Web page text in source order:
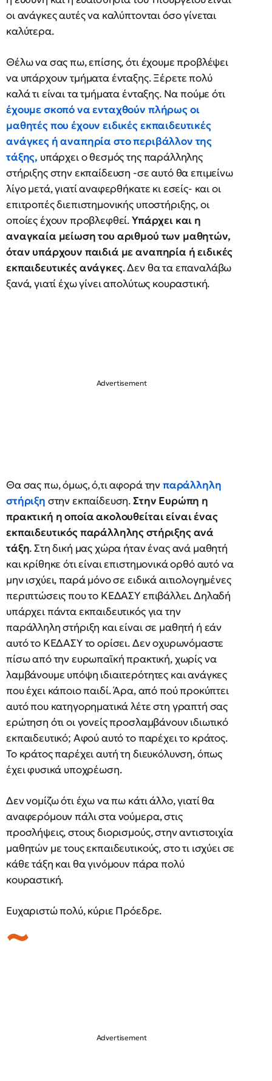
οι ανάγκες αυτές να καλύπτονται όσο γίνεται
καλύτερα.
Θέλω να σας πω, επίσης, ότι έχουμε προβλέψει
να υπάρχουν τμήματα ένταξης. Ξέρετε πολύ
καλά τι είναι τα τμήματα ένταξης. Να πούμε ότι
έχουμε σκοπό να ενταχθούν πλήρως οι
μαθητές που έχουν ειδικές εκπαιδευτικές
ανάγκες ή αναπηρία στο περιβάλλον της
τάξης, υπάρχει ο θεσμός της παράλληλης
στήριξης στην εκπαίδευση -σε αυτό θα επιμείνω
λίγο μετά, γιατί αναφερθήκατε κι εσείς- και οι
επιτροπές διεπιστημονικής υποστήριξης, οι
οποίες έχουν προβλεφθεί.Υπάρχει και η
αναγκαία μείωση του αριθμού των μαθητών,
όταν υπάρχουν παιδιά με αναπηρία ή ειδικές
εκπαιδευτικές ανάγκες. Δεν θα τα επαναλάβω
ξανά, γιατί έχω γίνει απολύτως κουραστική.
Θα σας πω, όμως, ό,τι αφορά τηνπαράλληλη
στήριξη στην εκπαίδευση.Στην Ευρώπη η
πρακτική η οποία ακολουθείται είναι ένας
εκπαιδευτικός παράλληλης στήριξης ανά
τάξη. Στη δική μας χώρα ήταν ένας ανά μαθητή
και κρίθηκε ότι είναι επιστημονικά ορθό αυτό να
μην ισχύει, παρά μόνο σε ειδικά αιτιολογημένες
περιπτώσεις που το ΚΕΔΑΣΥ επιβάλλει. Δηλαδή
υπάρχει πάντα εκπαιδευτικός για την
παράλληλη στήριξη και είναι σε μαθητή ή εάν
αυτό το ΚΕΔΑΣΥ το ορίσει. Δεν οχυρωνόμαστε
πίσω από την ευρωπαϊκή πρακτική, χωρίς να
λαμβάνουμε υπόψη ιδιαιτερότητες και ανάγκες
που έχει κάποιο παιδί. Άρα, από πού προκύπτει
αυτό που κατηγορηματικά λέτε στη γραπτή σας
ερώτηση ότι οι γονείς προσλαμβάνουν ιδιωτικό
εκπαιδευτικό; Αφού αυτό το παρέχει το κράτος.
Το κράτος παρέχει αυτή τη διευκόλυνση, όπως
έχει φυσικά υποχρέωση.
Δεν νομίζω ότι έχω να πω κάτι άλλο, γιατί θα
αναφερόμουν πάλι στα νούμερα, στις
προσλήψεις, στους διορισμούς, στην αντιστοιχία
μαθητών με τους εκπαιδευτικούς, στο τι ισχύει σε
κάθε τάξη και θα γινόμουν πάρα πολύ
κουραστική.
Ευχαριστώ πολύ, κύριε Πρόεδρε.